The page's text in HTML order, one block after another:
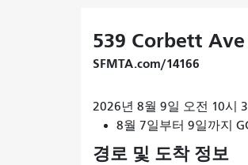
539 Corbett Ave
SFMTA.com/14166
2026년 8월 9일 오전 10시
8월 7일부터 9일까지
경로 및 도착 정보